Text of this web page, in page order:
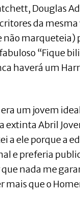
Douglas
da
não marqueteia)
“Fique
haverá um
um jovem
extinta Abril
a ele porque a
e preferia
nada me
mais que o